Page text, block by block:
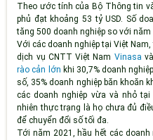
Theo ước tính của Bộ Thông tin
phủ đạt khoảng 53 tỷ USD. Số
tăng 500 doanh nghiệp so với năm
Với các doanh nghiệp tại Việt
dịch vụ CNTT Việt Nam Vinasa
rào cản lớn khi 30,7% doanh
số, 35% doanh nghiệp băn khoăn
các doanh nghiệp vừa và nhỏ
nhiên thực trạng là họ chưa đủ
để chuyển đổi số tối đa.
Tới năm 2021, hầu hết các